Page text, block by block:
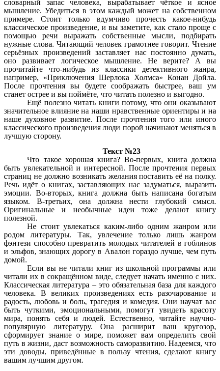
словарный запас человека, вырабатывает чёткое и ясное
мышление. Убедиться в этом каждый может на собственном
примере. Стоит только вдумчиво прочесть какое-нибудь
классическое произведение, и вы заметите, как стало проще с
помощью речи выражать собственные мысли, подбирать
нужные слова. Читающий человек грамотнее говорит. Чтение
серьёзных произведений заставляет нас постоянно думать,
оно развивает логическое мышление. Не верите? А вы
прочитайте что-нибудь из классики детективного жанра,
например, «Приключения Шерлока Холмса» Конан Дойла.
После прочтения вы будете соображать быстрее, ваш ум
станет острее и вы поймёте, что читать полезно и выгодно.
Ещё полезно читать книги потому, что они оказывают
значительное влияние на наши нравственные ориентиры и на
наше духовное развитие. После прочтения того или иного
классического произведения люди порой начинают меняться в
лучшую сторону.
Текст №23
Что такое хорошая книга? Во-первых, книга должна
быть увлекательной и интересной. После прочтения первых
страниц не должно возникать желания поставить её на полку.
Речь идёт о книгах, заставляющих нас задуматься, выразить
эмоции. Во-вторых, книга должна быть написана богатым
языком. В-третьих, она должна нести глубокий смысл.
Оригинальные и необычные идеи тоже делают книгу
полезной.
Не стоит увлекаться каким-либо одним жанром или
родом литературы. Так, увлечение только лишь жанром
фэнтези способно превратить молодых читателей в гоблинов
и эльфов, знающих дорогу в Авалон гораздо лучше, чем путь
домой.
Если вы не читали книг из школьной программы или
читали их в сокращённом виде, следует начать именно с них.
Классическая литература – это обязательная база для каждого
человека. В великих произведениях есть разочарование и
радость, любовь и боль, трагедия и комедия. Они научат вас
быть чуткими, эмоциональными, помогут увидеть красоту
мира, понять себя и людей. Естественно, читайте научно-
популярную литературу. Она расширит ваш кругозор,
сформирует знание о мире, поможет вам определить свой
путь в жизни, даст возможность саморазвитию. Надеемся, что
эти доводы, приведённые в пользу чтения, сделают книгу
вашим лучшим другом.